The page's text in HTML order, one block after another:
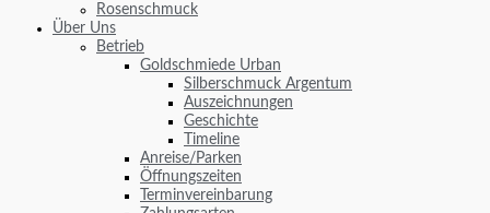
Rosenschmuck
Über Uns
Betrieb
Goldschmiede Urban
Silberschmuck Argentum
Auszeichnungen
Geschichte
Timeline
Anreise/Parken
Öffnungszeiten
Terminvereinbarung